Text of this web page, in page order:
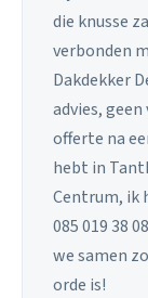
die knusse
verbonden
Dakdekker
advies,
offerte na
hebt in
Centrum, ik
085 019 38
we samen
orde is!